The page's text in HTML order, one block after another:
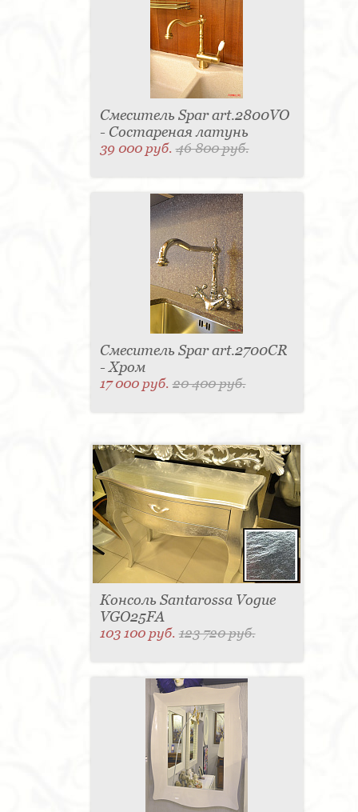
Смеситель Spar art.2800VO
- Состареная латунь
39 000 руб.46 800 руб.
Смеситель Spar art.2700CR
- Хром
17 000 руб.20 400 руб.
Консоль Santarossa Vogue
VGO25FA
103 100 руб.123 720 руб.